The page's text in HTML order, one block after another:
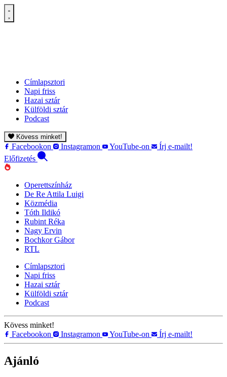
Címlapsztori
Napi friss
Hazai sztár
Külföldi sztár
Podcast
Kövess minket!
Facebookon Instagramon YouTube-on
Írj e-mailt!
Előfizetés
Operettszínház
De Re Attila Luigi
Közmédia
Tóth Ildikó
Rubint Réka
Nagy Ervin
Bochkor Gábor
RTL
Címlapsztori
Napi friss
Hazai sztár
Külföldi sztár
Podcast
Kövess minket!
Facebookon
Instagramon YouTube-on Írj e-mailt!
Ajánló